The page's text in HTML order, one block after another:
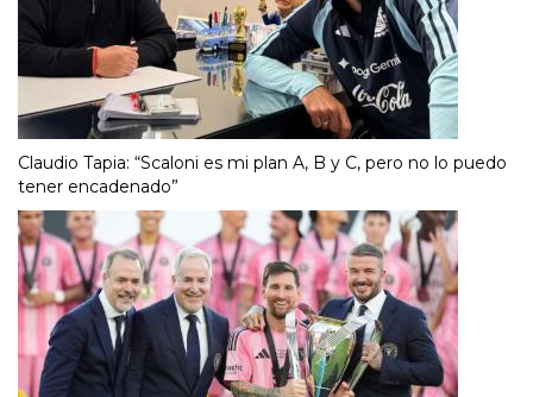
Claudio Tapia: “Scaloni es mi plan A, B y C, pero no lo puedo
tener encadenado”